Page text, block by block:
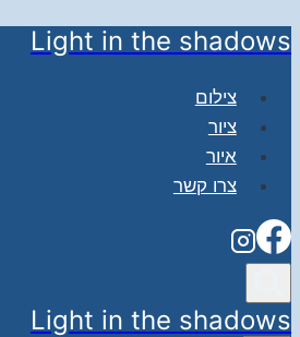
Skip
content
Light in the shadows
צילום
ציור
איור
צרו קשר
Light in the shadows